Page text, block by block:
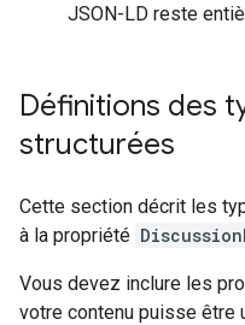
JSON-LD reste
Définitions des
structurées
Cette section décrit les
à la propriété
Vous devez inclure les
votre contenu puisse être